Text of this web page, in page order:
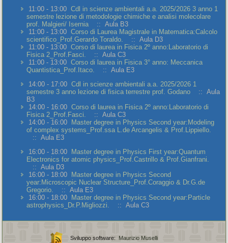
11:00 - 13:00Cdl in scienze ambientali a.a. 2025/2026 3 anno 1
semestre lezione di metodologie chimiche e analisi molecolare
prof. Malgieri/ Isernia
:: Aula B3
11:00 - 13:00Corso di Laurea Magistrale in Matematica:Calcolo
scientifico_Prof.Gerardo Toraldo.
:: Aula D3
11:00 - 13:00Corso di laurea in Fisica 2º anno:Laboratorio di
Fisica 2_Prof.Fasci.
:: Aula C3
11:00 - 13:00Corso di laurea in Fisica 3° anno: Meccanica
Quantistica_Prof.Itaco.
:: Aula E3
14:00 - 17:00Cdl in scienze ambientali a.a. 2025/2026 1
semestre 3 anno lezione di fisica terrestre prof. Godano
:: Aula
B3
14:00 - 16:00Corso di laurea in Fisica 2º anno:Laboratorio di
Fisica 2_Prof.Fasci.
:: Aula C3
14:00 - 16:00
Master degree in Physics Second year:Modeling
of complex systems_Prof.ssa L.de Arcangelis & Prof.Lippiello.
:: Aula E3
16:00 - 18:00
Master degree in Physics First year:Quantum
Electronics for atomic physics_Prof.Castrillo & Prof.Gianfrani.
:: Aula D3
16:00 - 18:00
Master degree in Physics Second
year:Microscopic Nuclear Structure_Prof.Coraggio & Dr.G.de
Gregorio.
:: Aula E3
16:00 - 18:00
Master degree in Physics Second year:Particle
astrophysics_Dr.P.Migliozzi.
:: Aula C3
Sviluppo software: Maurizio Muselli